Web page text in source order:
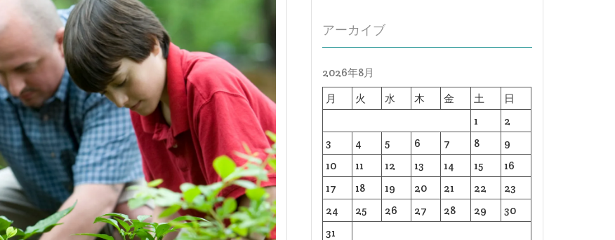
アーカイブ
2026年8月
月
火 水 木 金 土
日
1
2
3
4 5 6 7 8
9
10
11 12 13 14 15
16
17
18 19 20 21 22
23
24
25 26 27 28 29
30
31